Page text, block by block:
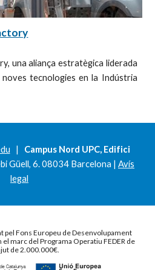
una aliança estratègica liderada
tecnologies en la Indústria
| Campus Nord UPC, Edifici
Güell, 6. 08034 Barcelona | Avís
legal
pel Fons Europeu de Desenvolupament
marc del Programa Operatiu FEDER de
de 2.000.000€.